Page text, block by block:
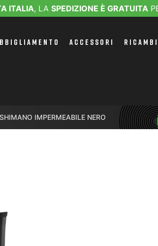
ITALIA, LA SPEDIZIONE È GRATUITA
ACCESSORI RICAMBI
IMPERMEABILE NERO